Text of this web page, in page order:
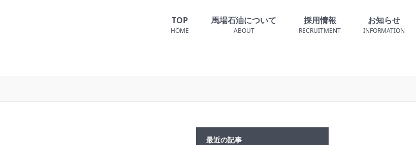
TOP
HOME
馬場石油について
ABOUT
採用情報
RECRUITMENT
お知らせ
INFORMATION
最近の記事